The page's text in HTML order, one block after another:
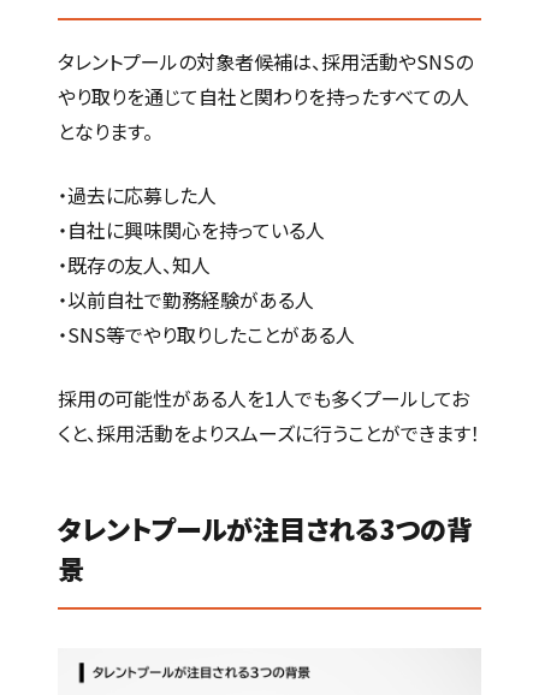
タレントプールの対象者候補は、採用活動やSNSの
やり取りを通じて自社と関わりを持ったすべての人
となります。
・過去に応募した人
・自社に興味関心を持っている人
・既存の友人、知人
・以前自社で勤務経験がある人
・SNS等でやり取りしたことがある人
採用の可能性がある人を1人でも多くプールしてお
くと、採用活動をよりスムーズに行うことができます！
タレントプールが注目される3つの背
景